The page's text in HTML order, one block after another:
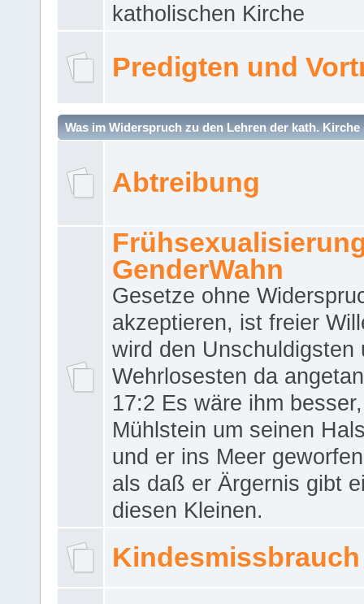
katholischen Kirche
Predigten und
Was im Widerspruch zu den Lehren der kath. Kirche
Abtreibung
GenderWahn
Gesetze ohne
akzeptieren, ist freier
wird den Unschuldigsten
Wehrlosesten da
17:2 Es wäre ihm
Mühlstein um seinen
und er ins Meer
als daß er Ärgernis gibt
diesen Kleinen.
Kindesmissbrauch